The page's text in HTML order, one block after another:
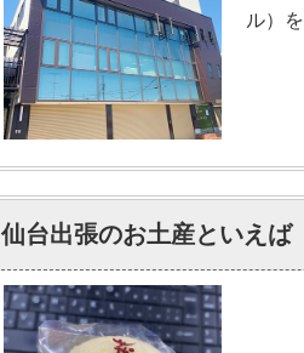
ル）
仙台出張のお土産といえば